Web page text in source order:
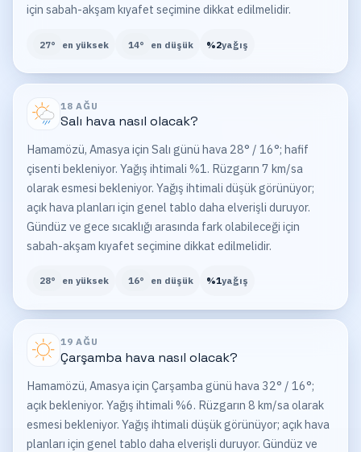
için sabah-akşam kıyafet seçimine dikkat edilmelidir.
27° en yüksek 14° en düşük %2yağış
18 AĞU
Salı hava nasıl olacak?
Hamamözü, Amasya için Salı günü hava 28° / 16°; hafif
çisenti bekleniyor. Yağış ihtimali %1. Rüzgarın 7 km/sa
olarak esmesi bekleniyor. Yağış ihtimali düşük görünüyor;
açık hava planları için genel tablo daha elverişli duruyor.
Gündüz ve gece sıcaklığı arasında fark olabileceği için
sabah-akşam kıyafet seçimine dikkat edilmelidir.
28° en yüksek 16° en düşük %1yağış
19 AĞU
Çarşambahava nasıl olacak?
Hamamözü, Amasya için Çarşamba günü hava 32° / 16°;
açık bekleniyor. Yağış ihtimali %6. Rüzgarın 8 km/sa olarak
esmesi bekleniyor. Yağış ihtimali düşük görünüyor; açık hava
planları için genel tablo daha elverişli duruyor. Gündüz ve